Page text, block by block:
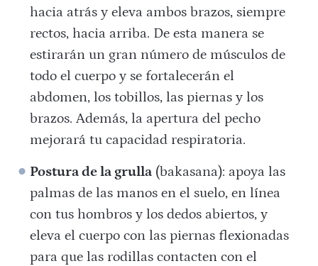
hacia atrás y eleva ambos brazos, siempre
rectos, hacia arriba. De esta manera se
estirarán un gran número de músculos de
todo el cuerpo y se fortalecerán el
abdomen, los tobillos, las piernas y los
brazos. Además, la apertura del pecho
mejorará tu capacidad respiratoria.
Postura de la grulla (bakasana): apoya las
palmas de las manos en el suelo, en línea
con tus hombros y los dedos abiertos, y
eleva el cuerpo con las piernas flexionadas
para que las rodillas contacten con el